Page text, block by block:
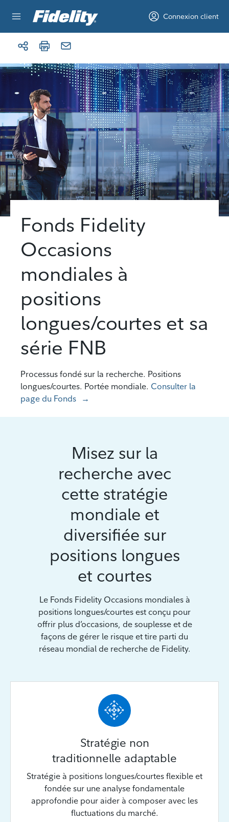
Connexion client
Fonds Fidelity
Occasions
mondiales à
positions
longues/courtes et sa
série FNB
Processus fondé sur la recherche. Positions
longues/courtes. Portée mondiale. Consulter la
page du Fonds
Misez sur la
recherche avec
cette stratégie
mondiale et
diversifiée sur
positions longues
et courtes
Le Fonds Fidelity Occasions mondiales à
positions longues/courtes est conçu pour
offrir plus d’occasions, de souplesse et de
façons de gérer le risque et tire parti du
réseau mondial de recherche de Fidelity.
Stratégie non
traditionnelle adaptable
Stratégie à positions longues/courtes flexible et
fondée sur une analyse fondamentale
approfondie pour aider à composer avec les
fluctuations du marché.